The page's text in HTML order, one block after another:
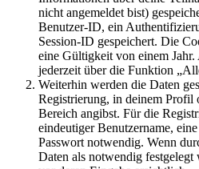
nicht angemeldet bist)
Benutzer-ID, ein
Session-ID gespeichert. Die
eine Gültigkeit von einem
jederzeit über die Funktion
Weiterhin werden die Daten
Registrierung, in deinem Profil
Bereich angibst. Für die
eindeutiger Benutzername,
Passwort notwendig. Wenn
Daten als notwendig